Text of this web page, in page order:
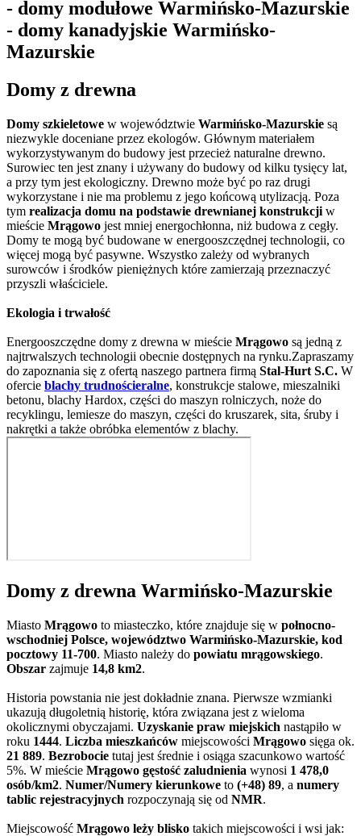
- domy modułowe Warmińsko-Mazurskie
- domy kanadyjskie Warmińsko-
Mazurskie
Domy z drewna
Domy szkieletowe w województwie Warmińsko-Mazurskie są
niezwykle doceniane przez ekologów. Głównym materiałem
wykorzystywanym do budowy jest przecież naturalne drewno.
Surowiec ten jest znany i używany do budowy od kilku tysięcy lat,
a przy tym jest ekologiczny. Drewno może być po raz drugi
wykorzystane i nie ma problemu z jego końcową utylizacją. Poza
tym realizacja domu na podstawie drewnianej konstrukcji w
mieście Mrągowo jest mniej energochłonna, niż budowa z cegły.
Domy te mogą być budowane w energooszczędnej technologii, co
więcej mogą być pasywne. Wszystko zależy od wybranych
surowców i środków pieniężnych które zamierzają przeznaczyć
przyszli właściciele.
Ekologia i trwałość
Energooszczędne domy z drewna w mieście Mrągowo są jedną z
najtrwalszych technologii obecnie dostępnych na rynku.Zapraszamy
do zapoznania się z ofertą naszego partnera firmą Stal-Hurt S.C. W
ofercie blachy trudnościeralne, konstrukcje stalowe, mieszalniki
betonu, blachy Hardox, części do maszyn rolniczych, noże do
recyklingu, lemiesze do maszyn, części do kruszarek, sita, śruby i
nakrętki a także obróbka elementów z blachy.
Domy z drewna Warmińsko-Mazurskie
Miasto Mrągowo to miasteczko, które znajduje się w połnocno-
wschodniej Polsce, województwo Warmińsko-Mazurskie, kod
pocztowy 11-700. Miasto należy do powiatu mrągowskiego.
Obszar zajmuje 14,8 km2.
Historia powstania nie jest dokładnie znana. Pierwsze wzmianki
ukazują długoletnią historię, która związana jest z wieloma
okolicznymi obyczajami. Uzyskanie praw miejskich nastąpiło w
roku 1444. Liczba mieszkańców miejscowości Mrągowo sięga ok.
21 889. Bezrobocie tutaj jest średnie i osiąga szacunkowo wartość
5%. W mieście Mrągowo gęstość zaludnienia wynosi 1 478,0
osób/km2. Numer/Numery kierunkowe to (+48) 89, a numery
tablic rejestracyjnych rozpoczynają się od NMR.
Miejscowość Mrągowo leży blisko takich miejscowości i wsi jak: